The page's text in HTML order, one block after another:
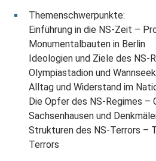
Themenschwerpunkte:
Einführung in die NS-Zeit –
Monumentalbauten in Berlin
Ideologien und Ziele des NS-
Olympiastadion und
Alltag und Widerstand im
Die Opfer des NS-Regimes
Sachsenhausen und
Strukturen des NS-Terrors –
Terrors